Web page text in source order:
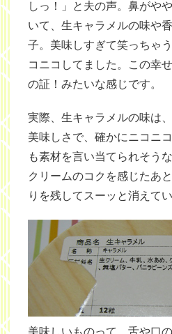
しっ！」と夫の声。鼻がや
いて、生キャラメルの味や
子。美味しすぎて笑っちゃ
コニコしてました。この幸
の証！みたいな感じです。
実際、生キャラメルの味は
美味しさで、確かにニコニ
も素材を言い当てられそう
クリームのコクを感じたあ
りを残してスーッと消えて
美味しいものって、舌や口